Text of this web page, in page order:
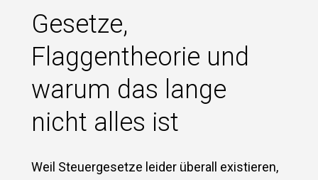
Gesetze,
Flaggentheorie und
warum das lange
nicht alles ist
Weil Steuergesetze leider überall existieren,